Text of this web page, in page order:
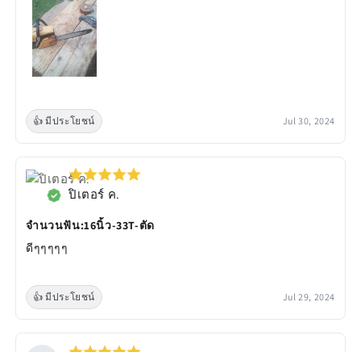
👍 มีประโยชน์ Jul 30, 2024
ปิเตอร์ ค.
จำนวนฟัน:16นิ้ว-33T-ตัด
ดีๆๆๆๆๆ
👍 มีประโยชน์ Jul 29, 2024